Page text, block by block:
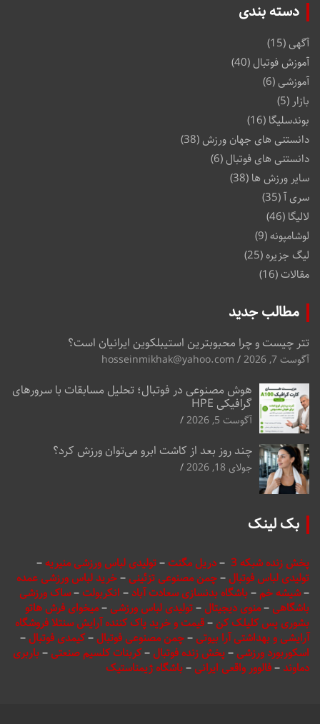
دسته بندی
آگهی(15)
آموزش فوتبال (40)
آموزشی(6)
بازار (5)
بوندسلیگا (16)
دانستنی های جهان ورزش(38)
دانستنی های فوتبال (6)
سایر ورزش ها (38)
سری آ(35)
لالیگا (46)
لوشامپونه(9)
لیگ جزیره (25)
مقالات(16)
مطالب جدید
تتر چیست و چرا محبوبترین استیبلکوین ایرانیان است؟
آگوست 7, 2026 hosseinmikhak@yahoo.com
هوش مصنوعی در فوتبال؛ تحلیل مسابقات با سرورهای
گرافیکی HPE
آگوست 5, 2026
چند روز بعد از کاشت ابرو می‌توان ورزش کرد؟
جولای 18, 2026
بک لینک
پخش زنده شبکه 3 –دریل مگنت–تولیدی لباس ورزشی منیریه–
تولیدی لباس فوتبال –چمن مصنوعی تزئینی –خرید لباس ورزشی عمده
–شیشه خم–باشگاه بدنسازی سعادت آباد – انکربولت–ساک ورزشی
باشگاهی –منوی دیجیتال –تولیدی لباس ورزشی –میخوای فرش هاتو
بشوری پس کلیلک کن –قیمت و خرید پاک کننده آرایش سنتلا فروشگاه
آرایشی و بهداشتی آرا بیوتی –چمن مصنوعی فوتبال –کیمدی فوتبال –
اسکوربورد ورزشی –پخش زنده فوتبال –کربنات کلسیم صنعتی –باربری
دماوند–فالوور واقعی ایرانی –باشگاه ژیمناستیک